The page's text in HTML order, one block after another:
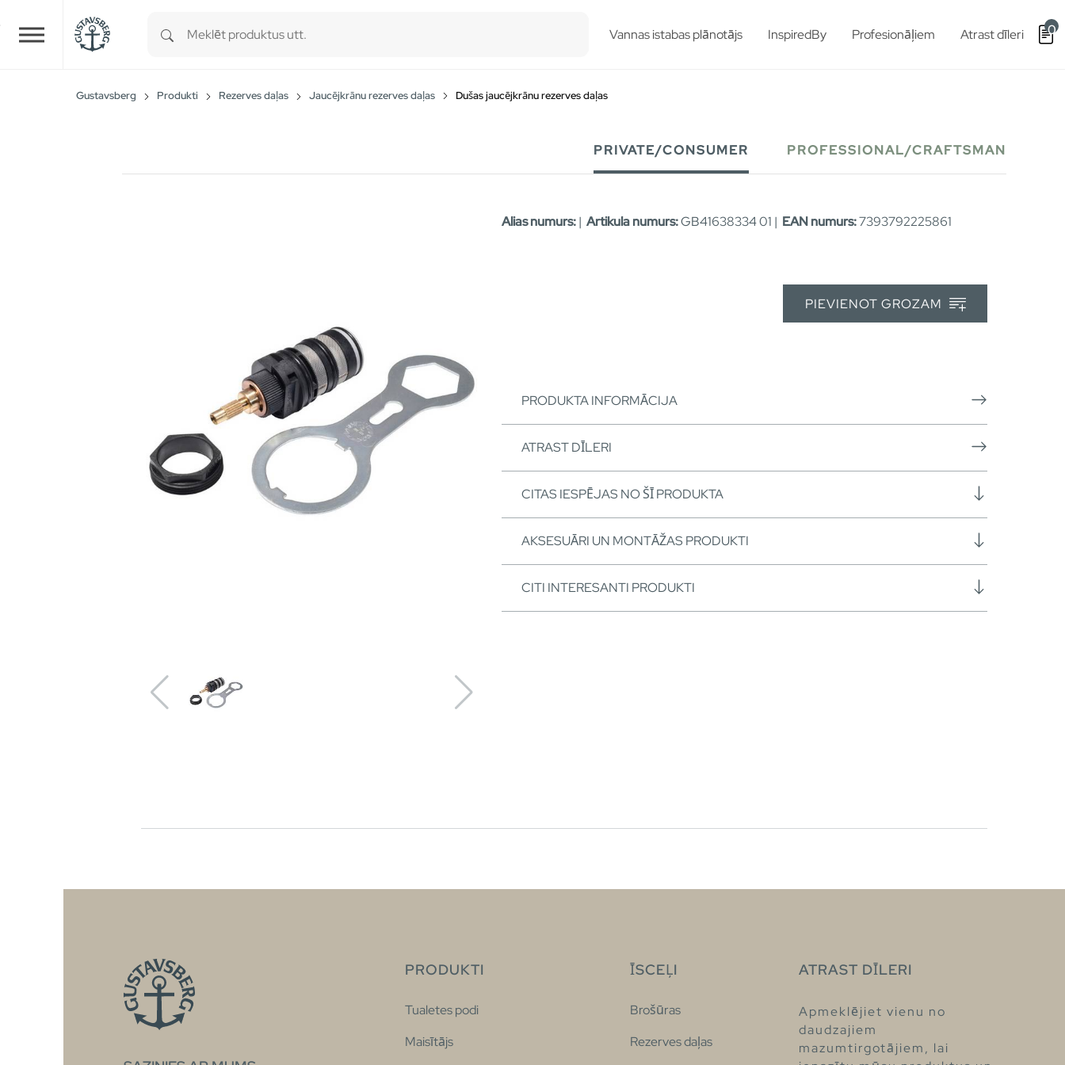
Skip to main content Vannas istabas plānotājs InspiredBy Profesionāļiem Atrast dīleri 0
Gustavsberg Produkti Rezerves daļas Jaucējkrānu rezerves daļas Dušas jaucējkrānu rezerves daļas
PRIVATE/CONSUMER PROFESSIONAL/CRAFTSMAN
Alias numurs:| Artikula numurs:GB41638334 01 | EAN numurs:7393792225861
PIEVIENOT GROZAM
PRODUKTA INFORMĀCIJA
ATRAST DĪLERI
CITAS IESPĒJAS NO ŠĪ PRODUKTA
AKSESUĀRI UN MONTĀŽAS PRODUKTI
CITI INTERESANTI PRODUKTI
PRODUKTI
Tualetes podi
Maisītājs
ĪSCEĻI
Brošūras
Rezerves daļas
ATRAST DĪLERI
Apmeklējiet vienu no
daudzajiem
mazumtirgotājiem, lai